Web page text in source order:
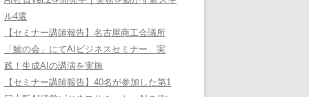
ル4選
【セミナー講師報告】名古屋商工会議所
「鯱の会」にてAIビジネスセミナー 実
践！生成AIの講演を実施
【セミナー講師報告】40名が参加した第1